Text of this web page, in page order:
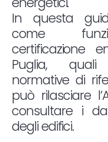
In questa
come
certificazione
Puglia,
normative di
può rilasciare
consultare i
degli edifici.